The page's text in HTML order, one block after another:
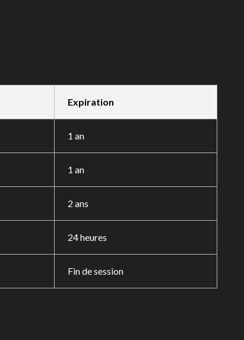
Expiration
1 an
1 an
2 ans
24 heures
Fin de session